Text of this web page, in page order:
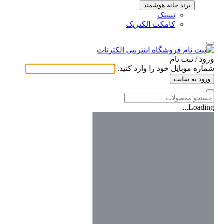
برند خانه هوشمند
نستک
کامکث الکتریک
ورود / ثبت ‌نام
شماره موبایل خود را وارد کنید.
ورود به سایت
Loading...